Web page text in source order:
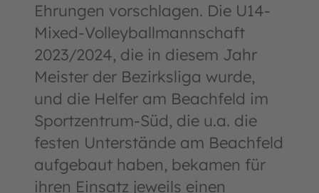
Ehrungen vorschlagen. Die U14-
Mixed-Volleyballmannschaft
2023/2024, die in diesem Jahr
Meister der Bezirksliga wurde,
und die Helfer am Beachfeld im
Sportzentrum-Süd, die u.a. die
festen Unterstände am Beachfeld
aufgebaut haben, bekamen für
ihren Einsatz jeweils einen